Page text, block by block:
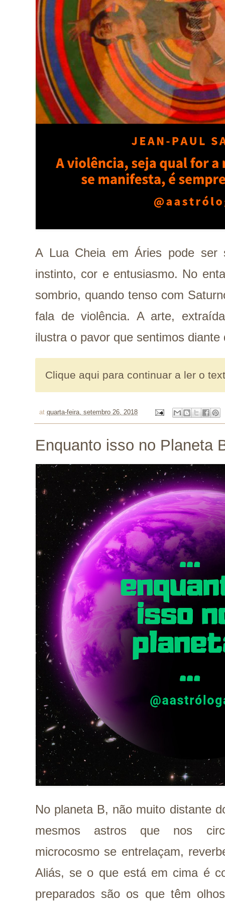
A Lua Cheia em Áries pode ser
instinto, cor e entusiasmo. No
sombrio, quando tenso com
fala de violência. A arte,
ilustra o pavor que sentimos diante
Clique aqui para continuar a ler o
at quarta-feira, setembro 26, 2018
Enquanto isso no Planeta
No planeta B, não muito distante
mesmos astros que nos
microcosmo se entrelaçam,
Aliás, se o que está em cima é
preparados são os que têm